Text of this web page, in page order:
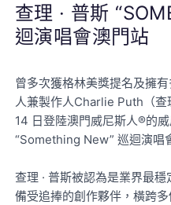
查理 · 普斯
迴演唱會澳門站
曾多次獲格林美獎提名及擁
人兼製作人Charlie Puth（查
14 日登陸澳門威尼斯人®的
“Something New” 巡迴演唱
查理 · 普斯被認為是業界最
備受追捧的創作夥伴，橫跨